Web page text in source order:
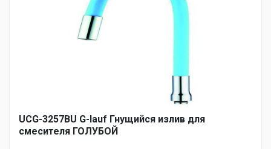
UCG-3257BU G-lauf Гнущийся излив для
смесителя ГОЛУБОЙ